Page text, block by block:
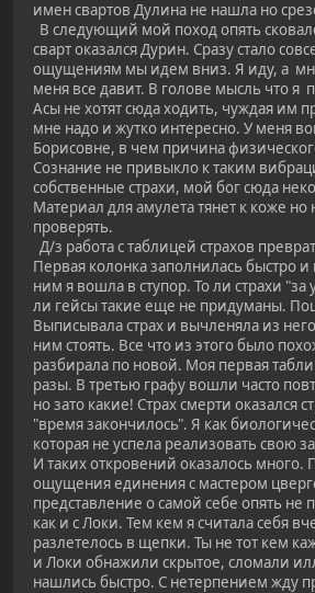
имен свартов Дулина не нашла но
В следующий мой поход опять
сварт оказался Дурин. Сразу стало
ощущениям мы идем вниз. Я иду, а
меня все давит. В голове мысль что
Асы не хотят сюда ходить, чуждая им
мне надо и жутко интересно. У меня
Борисовне, в чем причина
Сознание не привыкло к таким
собственные страхи, мой бог сюда
Материал для амулета тянет к коже
проверять.
Д/з работа с таблицей страхов
Первая колонка заполнилась быстро и
ним я вошла в ступор. То ли страхи
ли гейсы такие еще не придуманы.
Выписывала страх и вычленяла из
ним стоять. Все что из этого было
разбирала по новой. Моя первая
разы. В третью графу вошли часто
но зато какие! Страх смерти оказался
"время закончилось". Я как
которая не успела реализовать свою
И таких откровений оказалось много.
ощущения единения с мастером
представление о самой себе опять не
как и с Локи. Тем кем я считала себя
разлетелось в щепки. Ты не тот кем
и Локи обнажили скрытое, сломали
нашлись быстро. С нетерпением жду